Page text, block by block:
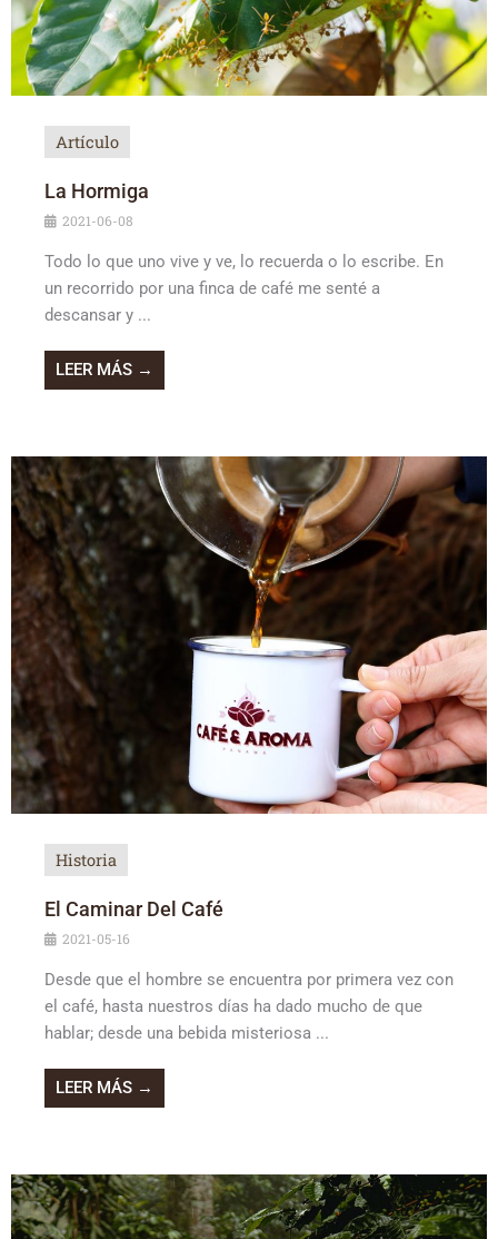
Artículo
La Hormiga
2021-06-08
Todo lo que uno vive y ve, lo recuerda o lo escribe. En
un recorrido por una finca de café me senté a
descansar y ...
LEER MÁS →
Historia
El Caminar Del Café
2021-05-16
Desde que el hombre se encuentra por primera vez con
el café, hasta nuestros días ha dado mucho de que
hablar; desde una bebida misteriosa ...
LEER MÁS →